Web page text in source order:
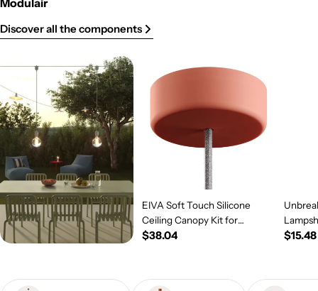
Discover all the components
EIVA Soft Touch Silicone
Ceiling Canopy Kit for
Outdoor IP65 - Modulair
Regular
$38.04 $15.48